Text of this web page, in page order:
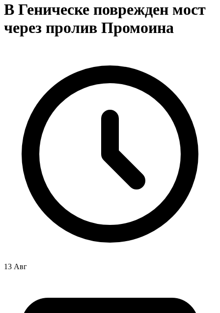
В Геническе поврежден мост
через пролив Промоина
13 Авг